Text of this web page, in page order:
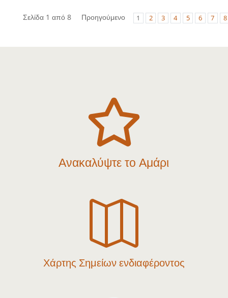
Σελίδα 1 από 8 Προηγούμενο 1 2 3 4 5 6 7 8

Ανακαλύψτε το Αμάρι

Χάρτης Σημείων ενδιαφέροντος